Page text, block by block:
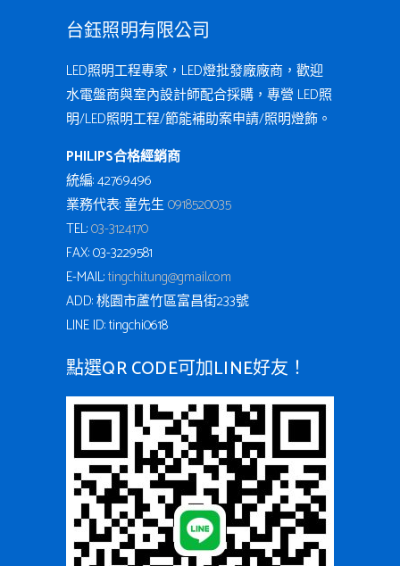
台鈺照明有限公司
LED照明工程專家，LED燈批發廠廠商，歡迎
水電盤商與室內設計師配合採購，專營 LED照
明/LED照明工程/節能補助案申請/照明燈飾。
PHILIPS合格經銷商
統編: 42769496
業務代表: 童先生0918520035
TEL:03-3124170
FAX: 03-3229581
E-MAIL:tingchi.tung@gmail.com
ADD: 桃園市蘆竹區富昌街233號
LINE ID: tingchi0618
點選QR CODE可加LINE好友！